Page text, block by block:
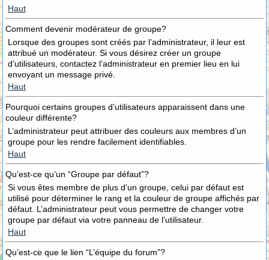
Haut
Comment devenir modérateur de groupe?
Lorsque des groupes sont créés par l’administrateur, il leur est
attribué un modérateur. Si vous désirez créer un groupe
d’utilisateurs, contactez l’administrateur en premier lieu en lui
envoyant un message privé.
Haut
Pourquoi certains groupes d’utilisateurs apparaissent dans une
couleur différente?
L’administrateur peut attribuer des couleurs aux membres d’un
groupe pour les rendre facilement identifiables.
Haut
Qu’est-ce qu’un “Groupe par défaut”?
Si vous êtes membre de plus d’un groupe, celui par défaut est
utilisé pour déterminer le rang et la couleur de groupe affichés par
défaut. L’administrateur peut vous permettre de changer votre
groupe par défaut via votre panneau de l’utilisateur.
Haut
Qu’est-ce que le lien “L’équipe du forum”?